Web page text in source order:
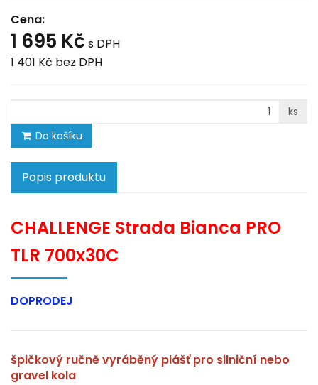
Cena:
1 695 Kč s DPH
1 401 Kč bez DPH
ks
Do košíku
Popis produktu
CHALLENGE Strada Bianca PRO
TLR 700x30C
DOPRODEJ
špičkový ručně vyráběný plášť pro silniční nebo
gravel kola